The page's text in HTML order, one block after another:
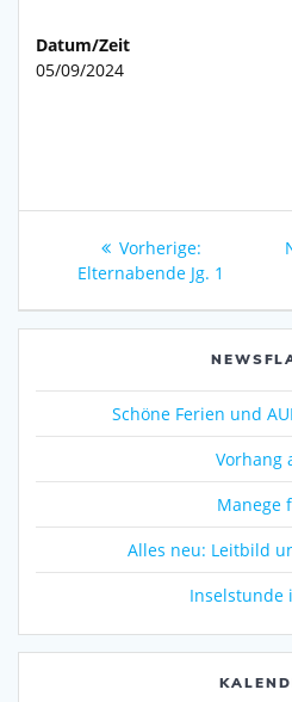
Datum/Zeit
05/09/2024
Vorherige:Vorheriger
Beitrag:
Elternabende Jg. 1
Schöne Ferien und
Vorhang
Manege
Alles neu: Leitbild
Inselstunde